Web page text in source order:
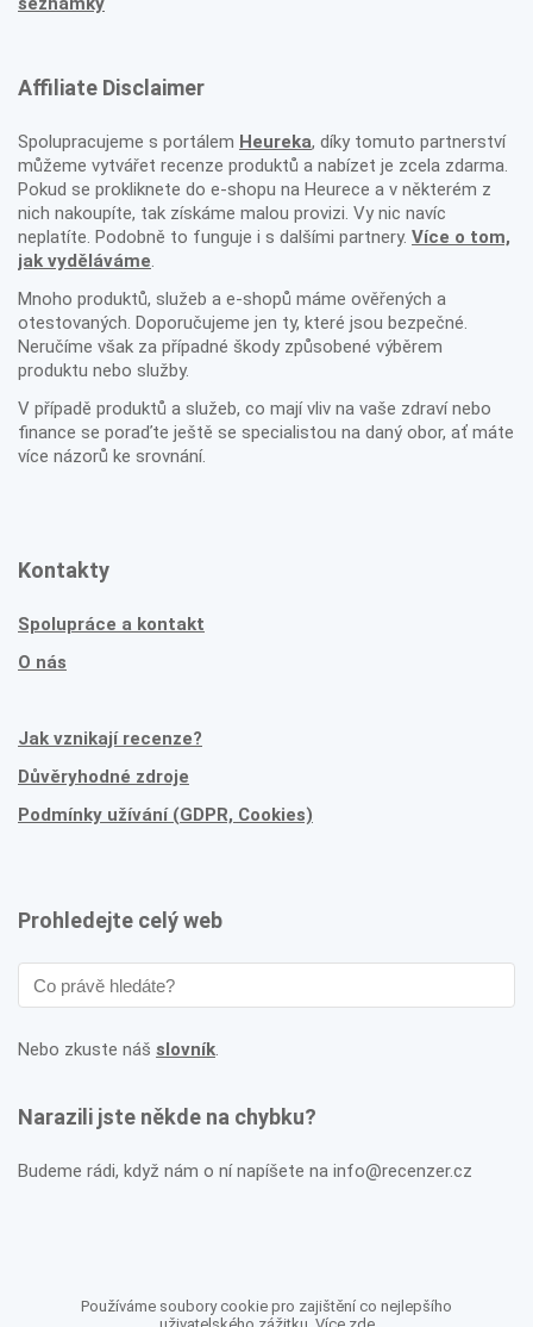
Affiliate Disclaimer
Spolupracujeme s portálem Heureka, díky tomuto partnerství
můžeme vytvářet recenze produktů a nabízet je zcela zdarma.
Pokud se prokliknete do e-shopu na Heurece a v některém z
nich nakoupíte, tak získáme malou provizi. Vy nic navíc
neplatíte. Podobně to funguje i s dalšími partnery. Více o tom,
jak vyděláváme.
Mnoho produktů, služeb a e-shopů máme ověřených a
otestovaných. Doporučujeme jen ty, které jsou bezpečné.
Neručíme však za případné škody způsobené výběrem
produktu nebo služby.
V případě produktů a služeb, co mají vliv na vaše zdraví nebo
finance se poraďte ještě se specialistou na daný obor, ať máte
více názorů ke srovnání.
Kontakty
Spolupráce a kontakt
O nás
Jak vznikají recenze?
Důvěryhodné zdroje
Podmínky užívání (GDPR, Cookies)
Prohledejte celý web
Nebo zkuste náš slovník.
Narazili jste někde na chybku?
Budeme rádi, když nám o ní napíšete na info@recenzer.cz
Používáme soubory cookie pro zajištění co nejlepšího